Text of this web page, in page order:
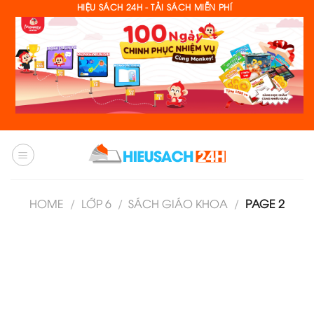
content
HIỆU SÁCH 24H - TẢI SÁCH MIỄN PHÍ
HOME / LỚP 6 / SÁCH GIÁO KHOA / PAGE 2